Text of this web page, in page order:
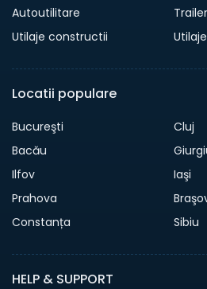
Autoutilitare
Utilaje constructii
Locatii populare
Bucureşti
Cluj
Bacău
Ilfov
Iaşi
Prahova
Constanța
Sibiu
HELP & SUPPORT